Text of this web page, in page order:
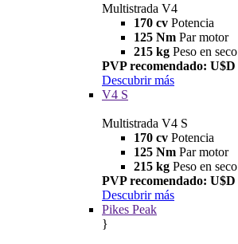
Multistrada V4
170 cv Potencia
125 Nm Par motor
215 kg Peso en seco
PVP recomendado: U$D
Descubrir más
V4 S
Multistrada V4 S
170 cv Potencia
125 Nm Par motor
215 kg Peso en seco
PVP recomendado: U$D
Descubrir más
Pikes Peak
}